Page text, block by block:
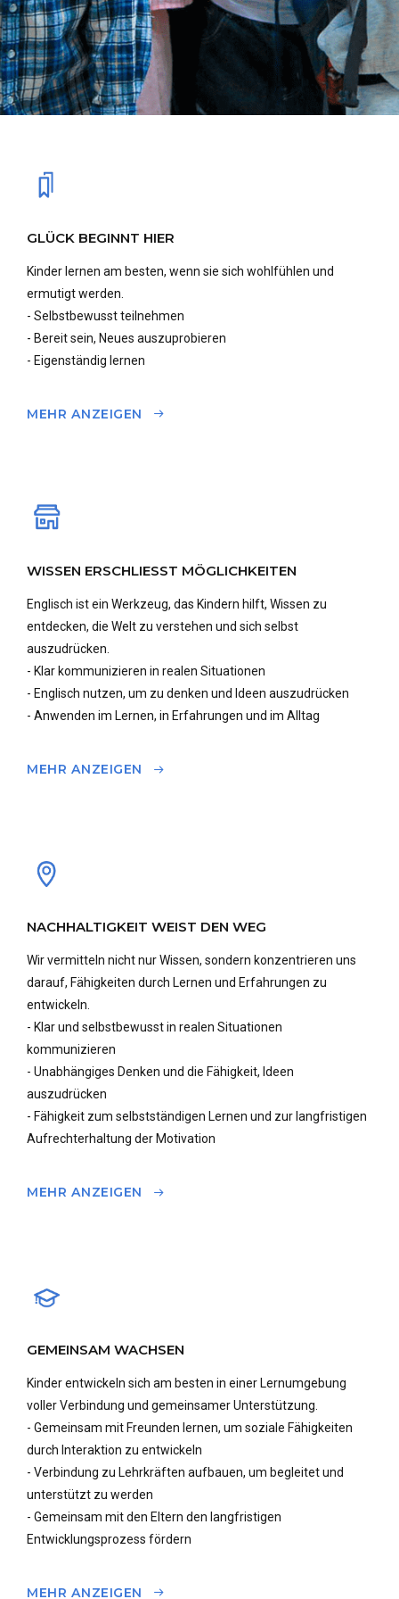
GLÜCK BEGINNT HIER
Kinder lernen am besten, wenn sie sich wohlfühlen und
ermutigt werden.
- Selbstbewusst teilnehmen
- Bereit sein, Neues auszuprobieren
- Eigenständig lernen
MEHR ANZEIGEN
WISSEN ERSCHLIESST MÖGLICHKEITEN
Englisch ist ein Werkzeug, das Kindern hilft, Wissen zu
entdecken, die Welt zu verstehen und sich selbst
auszudrücken.
- Klar kommunizieren in realen Situationen
- Englisch nutzen, um zu denken und Ideen auszudrücken
- Anwenden im Lernen, in Erfahrungen und im Alltag
MEHR ANZEIGEN
NACHHALTIGKEIT WEIST DEN WEG
Wir vermitteln nicht nur Wissen, sondern konzentrieren uns
darauf, Fähigkeiten durch Lernen und Erfahrungen zu
entwickeln.
- Klar und selbstbewusst in realen Situationen
kommunizieren
- Unabhängiges Denken und die Fähigkeit, Ideen
auszudrücken
- Fähigkeit zum selbstständigen Lernen und zur langfristigen
Aufrechterhaltung der Motivation
MEHR ANZEIGEN
GEMEINSAM WACHSEN
Kinder entwickeln sich am besten in einer Lernumgebung
voller Verbindung und gemeinsamer Unterstützung.
- Gemeinsam mit Freunden lernen, um soziale Fähigkeiten
durch Interaktion zu entwickeln
- Verbindung zu Lehrkräften aufbauen, um begleitet und
unterstützt zu werden
- Gemeinsam mit den Eltern den langfristigen
Entwicklungsprozess fördern
MEHR ANZEIGEN